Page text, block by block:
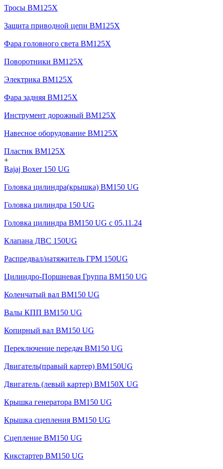
Тросы BM125X
Защита приводной цепи BM125X
Фара головного света BM125X
Поворотники BM125X
Электрика BM125X
Фара задняя BM125X
Инструмент дорожный BM125X
Навесное оборудование BM125X
Пластик BM125X
+
Bajaj Boxer 150 UG
Головка цилиндра(крышка) BM150 UG
Головка цилиндра 150 UG
Головка цилиндра BM150 UG c 05.11.24
Клапана ДВС 150UG
Распредвал/натяжитель ГРМ 150UG
Цилиндро-Поршневая Группа BM150 UG
Коленчатый вал BM150 UG
Валы КПП BM150 UG
Копирный вал BM150 UG
Переключение передач BM150 UG
Двигатель(правый картер) ВМ150UG
Двигатель (левый картер) BM150X UG
Крышка генератора BM150 UG
Крышка сцепления BM150 UG
Сцепление BM150 UG
Кикстартер BM150 UG